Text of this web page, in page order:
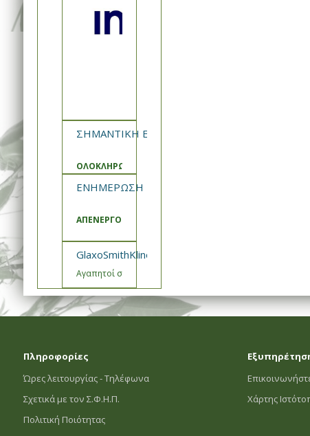
ΣΗΜΑΝΤΙΚΗ ΕΝΗΜΕΡΩΣΗ ΣΦΗΠ
ΟΛΟΚΛΗΡΩΣΗ ΑΝΑΒΑΘΜΙΣΗΣ ΚΑΙ ΣΥΝΤΗΡΗΣΗΣ
ΕΝΗΜΕΡΩΣΗ ΣΦΗΠ
ΑΠΕΝΕΡΓΟΠΟΙΗΣΗ ΚΑΛΑΘΙΑ ΠΡΟΣΦΟΡΩΝ
GlaxoSmithKline- Εμβόλιο Engerix Ενημέρωση
Αγαπητοί συνεργάτες,
Πληροφορίες
Ώρες λειτουργίας - Τηλέφωνα
Σχετικά με τον Σ.Φ.Η.Π.
Πολιτική Ποιότητας
Χάρτης